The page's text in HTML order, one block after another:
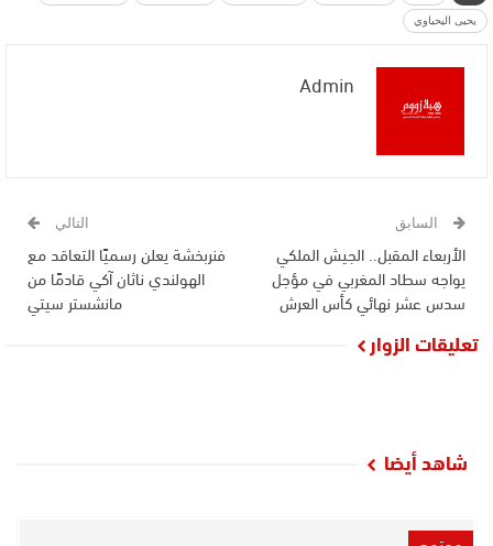
يحيى اليحياوي
Admin
السابق
الأربعاء المقبل.. الجيش الملكي
يواجه سطاد المغربي في مؤجل
سدس عشر نهائي كأس العرش
التالي
فنربخشة يعلن رسميًا التعاقد مع
الهولندي ناثان آكي قادمًا من
مانشستر سيتي
تعليقات الزوار
شاهد أيضا